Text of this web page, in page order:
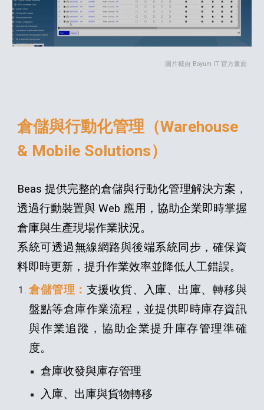
圖片截自 Boyum IT 官方畫面
倉儲與行動化管理（Warehouse
& Mobile Solutions）
Beas 提供完整的倉儲與行動化管理解決方案，
透過行動裝置與 Web 應用，協助企業即時掌握
倉庫與生產現場作業狀況。
系統可透過無線網路與後端系統同步，確保資
料即時更新，提升作業效率並降低人工錯誤。
倉儲管理： 支援收貨、入庫、出庫、轉移與
盤點等倉庫作業流程，並提供即時庫存資訊
與作業追蹤，協助企業提升庫存管理準確
度。
倉庫收發與庫存管理
入庫、出庫與貨物轉移